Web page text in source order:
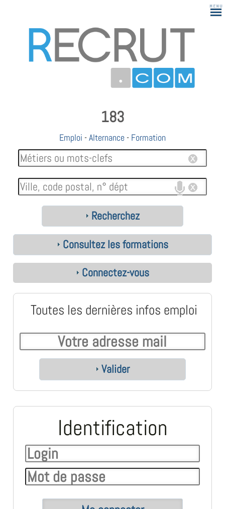
183
Emploi -Alternance - Formation
Recherchez
Consultez les formations
Connectez-vous
Toutes les dernières infos emploi
Valider
Identification